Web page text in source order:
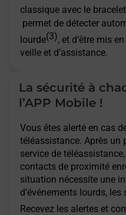
classique avec le
permet de détecter
lourde(3), et d’être mis
veille et d’assistance.
La sécurité à
l’APP Mobile !
Vous êtes alerté en cas
téléassistance. Après un
service de
contacts de proximité
situation nécessite une
d’événements lourds,
Recevez les alertes et